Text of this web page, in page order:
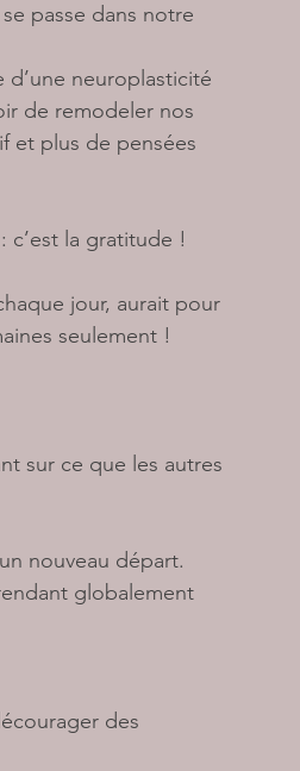
passe dans notre
d’une neuroplasticité
de remodeler nos
et plus de pensées
la gratitude !
jour, aurait pour
seulement !
sur ce que les autres
nouveau départ.
globalement
des